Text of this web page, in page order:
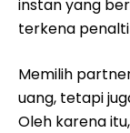
instan yang
terkena
Memilih
uang, tetapi
Oleh karena